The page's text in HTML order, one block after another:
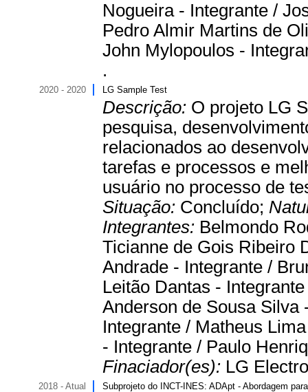
Nogueira - Integrante /
Pedro Almir Martins de
John Mylopoulos -
.
2020 - 2020 LG Sample Test
Descrição: O projeto LG
pesquisa,
relacionados ao
tarefas e processos e
usuário no processo de
Situação: Concluído;
Integrantes: Belmondo
Ticianne de Gois Ribeiro
Andrade - Integrante /
Leitão Dantas -
Anderson de Sousa Silva
Integrante / Matheus
- Integrante / Paulo
Finaciador(es): LG
2018 - Atual Subprojeto do INCT-INES: ADApt - Abordagem